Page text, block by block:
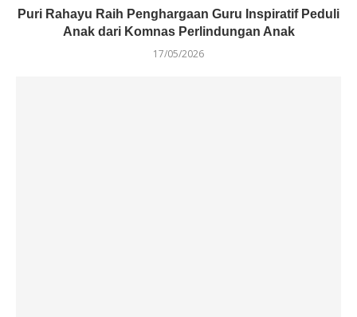
Puri Rahayu Raih Penghargaan Guru Inspiratif Peduli
Anak dari Komnas Perlindungan Anak
17/05/2026